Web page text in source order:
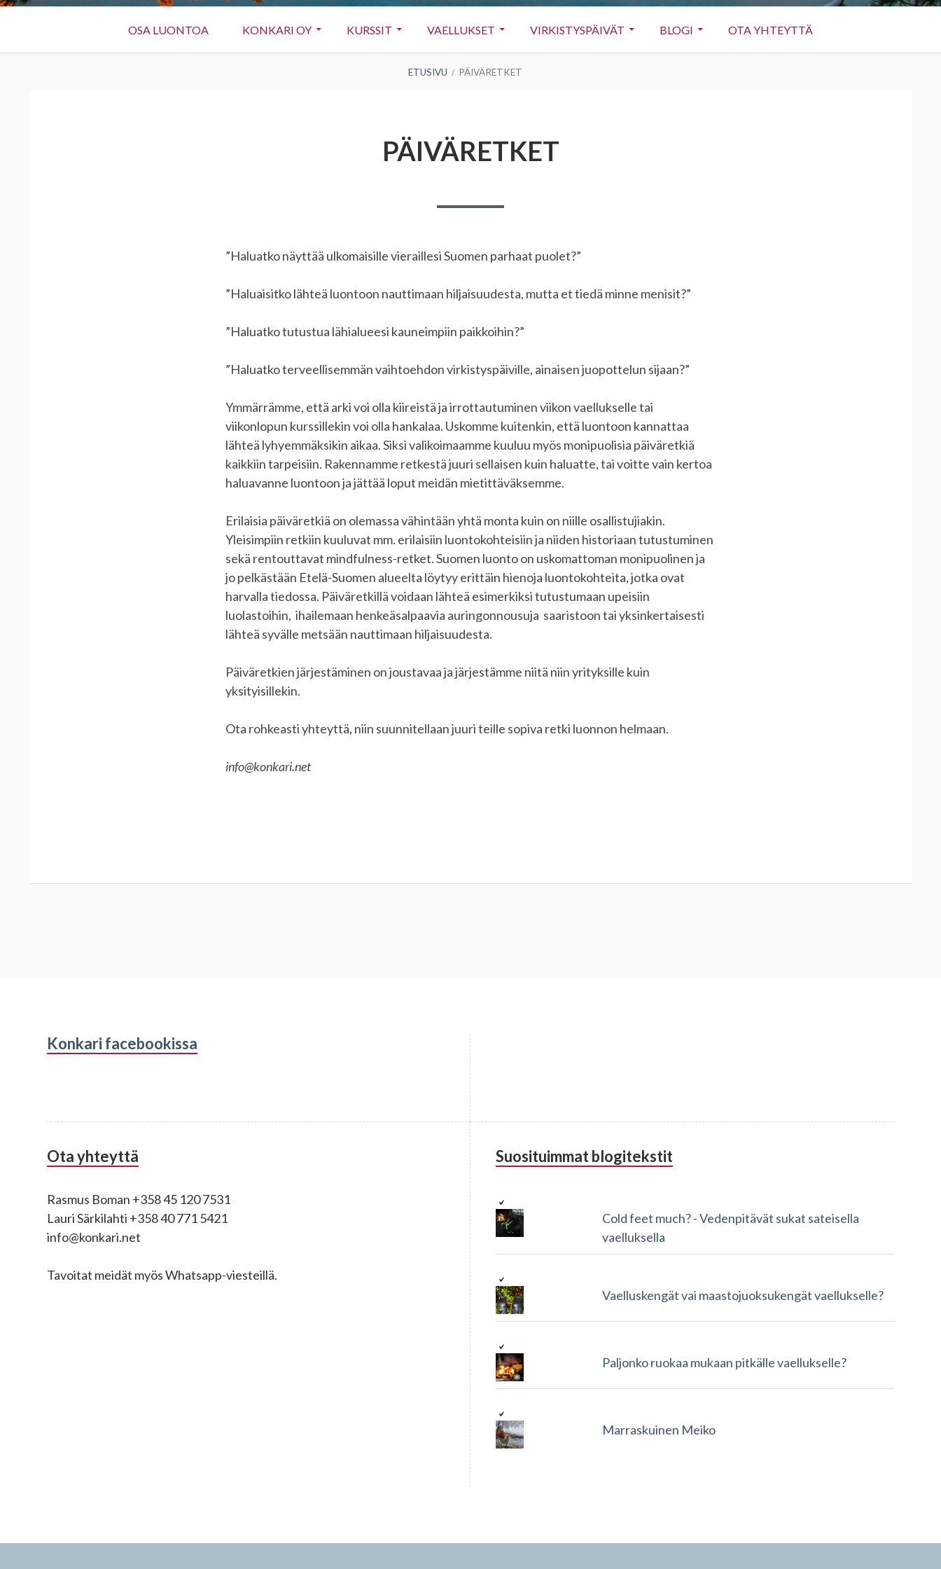
valikko
OSA LUONTOA KONKARI OY KURSSIT VAELLUKSET VIRKISTYSPÄIVÄT BLOGI OTA YHTEYTTÄ
ETUSIVU PÄIVÄRETKET
PÄIVÄRETKET
”Haluatko näyttää ulkomaisille vieraillesi Suomen parhaat puolet?”
”Haluaisitko lähteä luontoon nauttimaan hiljaisuudesta, mutta et tiedä minne menisit?”
”Haluatko tutustua lähialueesi kauneimpiin paikkoihin?”
”Haluatko terveellisemmän vaihtoehdon virkistyspäiville, ainaisen juopottelun sijaan?”
Ymmärrämme, että arki voi olla kiireistä ja irrottautuminen viikon vaellukselle tai
viikonlopun kurssillekin voi olla hankalaa. Uskomme kuitenkin, että luontoon kannattaa
lähteä lyhyemmäksikin aikaa. Siksi valikoimaamme kuuluu myös monipuolisia päiväretkiä
kaikkiin tarpeisiin. Rakennamme retkestä juuri sellaisen kuin haluatte, tai voitte vain kertoa
haluavanne luontoon ja jättää loput meidän mietittäväksemme.
Erilaisia päiväretkiä on olemassa vähintään yhtä monta kuin on niille osallistujiakin.
Yleisimpiin retkiin kuuluvat mm. erilaisiin luontokohteisiin ja niiden historiaan tutustuminen
sekä rentouttavat mindfulness-retket. Suomen luonto on uskomattoman monipuolinen ja
jo pelkästään Etelä-Suomen alueelta löytyy erittäin hienoja luontokohteita, jotka ovat
harvalla tiedossa. Päiväretkillä voidaan lähteä esimerkiksi tutustumaan upeisiin
luolastoihin, ihailemaan henkeäsalpaavia auringonnousuja saaristoon tai yksinkertaisesti
lähteä syvälle metsään nauttimaan hiljaisuudesta.
Päiväretkien järjestäminen on joustavaa ja järjestämme niitä niin yrityksille kuin
yksityisillekin.
Ota rohkeasti yhteyttä, niin suunnitellaan juuri teille sopiva retki luonnon helmaan.
info@konkari.net
Alapalkin
Konkari facebookissa
Ota yhteyttä
Rasmus Boman +358 45 120 7531
Lauri Särkilahti +358 40 771 5421
info@konkari.net
Tavoitat meidät myös Whatsapp-viesteillä.
Suosituimmat blogitekstit
Cold feet much? - Vedenpitävät sukat sateisella
vaelluksella
Vaelluskengät vai maastojuoksukengät vaellukselle?
Paljonko ruokaa mukaan pitkälle vaellukselle?
Marraskuinen Meiko